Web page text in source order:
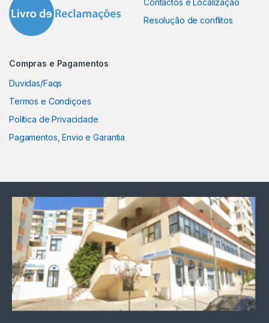
Contactos e Localização
Resolução de conflitos
Compras e Pagamentos
Duvidas/Faqs
Termos e Condiçoes
Política de Privacidade
Pagamentos, Envio e Garantia